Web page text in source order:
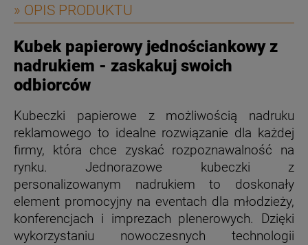
» OPIS PRODUKTU
Kubek papierowy jednościankowy z
nadrukiem - zaskakuj swoich
odbiorców
Kubeczki papierowe z możliwością nadruku
reklamowego to idealne rozwiązanie dla każdej
firmy, która chce zyskać rozpoznawalność na
rynku. Jednorazowe kubeczki z
personalizowanym nadrukiem to doskonały
element promocyjny na eventach dla młodzieży,
konferencjach i imprezach plenerowych. Dzięki
wykorzystaniu nowoczesnych technologii